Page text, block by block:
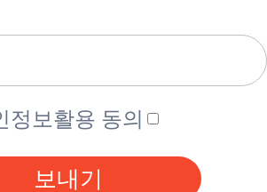
정보활용 동의
보내기